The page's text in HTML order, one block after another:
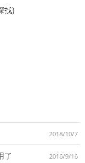
找)
2018/10/7
了 2016/9/16